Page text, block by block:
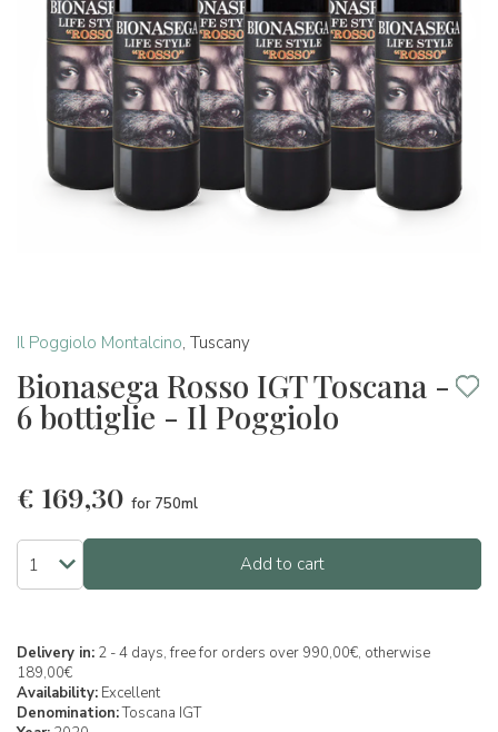
Il Poggiolo Montalcino, Tuscany
Bionasega Rosso IGT Toscana -
6 bottiglie - Il Poggiolo
€ 169,30 for 750ml
Add to cart
Delivery in: 2 - 4 days, free for orders over 990,00€, otherwise
189,00€
Availability: Excellent
Denomination:Toscana IGT